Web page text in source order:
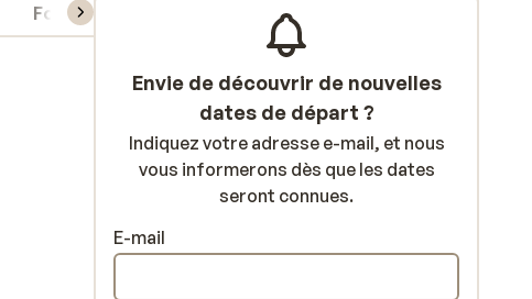
Forfait, cours et matériel de ski
Envie de découvrir de nouvelles
dates de départ ?
Indiquez votre adresse e-mail, et nous
vous informerons dès que les dates
seront connues.
E-mail